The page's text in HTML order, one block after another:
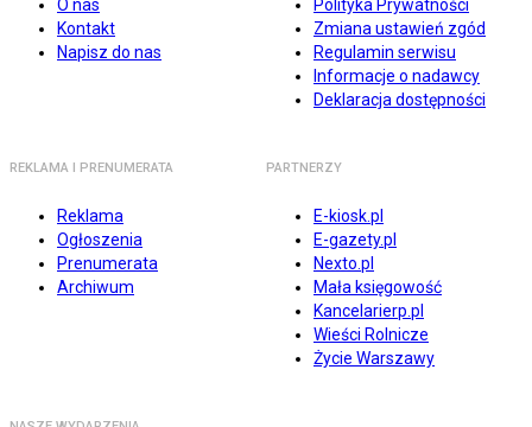
O nas
Kontakt
Napisz do nas
Polityka Prywatności
Zmiana ustawień zgód
Regulamin serwisu
Informacje o nadawcy
Deklaracja dostępności
REKLAMA I PRENUMERATA
Reklama
Ogłoszenia
Prenumerata
Archiwum
PARTNERZY
E-kiosk.pl
E-gazety.pl
Nexto.pl
Mała księgowość
Kancelarierp.pl
Wieści Rolnicze
Życie Warszawy